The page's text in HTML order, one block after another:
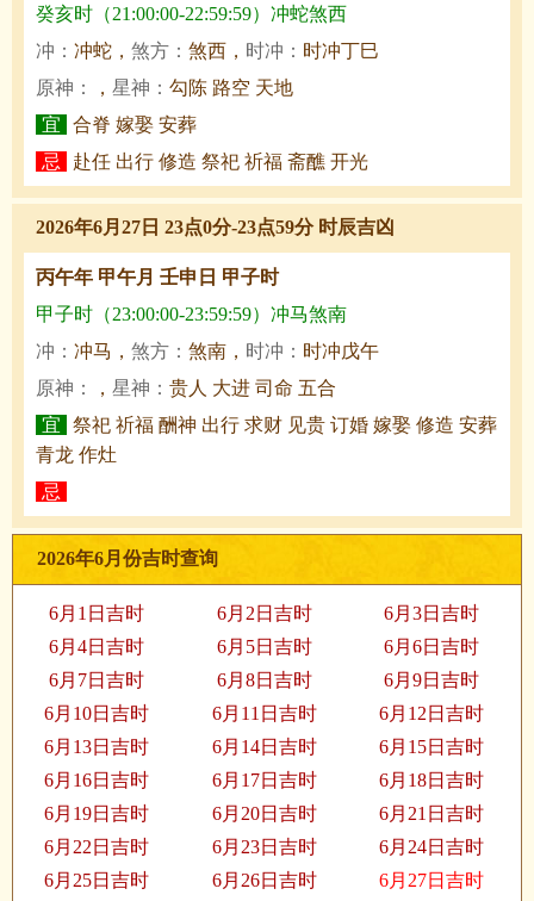
癸亥时（21:00:00-22:59:59）冲蛇煞西
冲： 冲蛇， 煞方： 煞西， 时冲： 时冲丁巳
原神：
， 星神： 勾陈 路空 天地
宜
合脊 嫁娶 安葬
忌
赴任 出行 修造 祭祀 祈福 斋醮 开光
2026年6月27日 23点0分-23点59分 时辰吉凶
丙午年 甲午月 壬申日 甲子时
甲子时（23:00:00-23:59:59）冲马煞南
冲： 冲马， 煞方： 煞南， 时冲： 时冲戊午
原神：
， 星神： 贵人 大进 司命 五合
宜
祭祀 祈福 酬神 出行 求财 见贵 订婚 嫁娶 修造 安葬
青龙 作灶
忌
2026年6月份吉时查询
6月1日吉时 6月2日吉时
6月3日吉时
6月4日吉时
6月5日吉时
6月6日吉时
6月7日吉时
6月8日吉时
6月9日吉时
6月10日吉时
6月11日吉时
6月12日吉时
6月13日吉时
6月14日吉时
6月15日吉时
6月16日吉时
6月17日吉时
6月18日吉时
6月19日吉时
6月20日吉时
6月21日吉时
6月22日吉时
6月23日吉时
6月24日吉时
6月25日吉时
6月26日吉时
6月27日吉时